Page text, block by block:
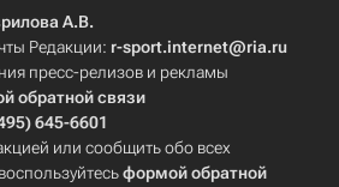
А.В.
Редакции: r-sport.internet@ria.ru
пресс-релизов и рекламы
обратной связи
645-6601
или сообщить обо всех
формой обратной